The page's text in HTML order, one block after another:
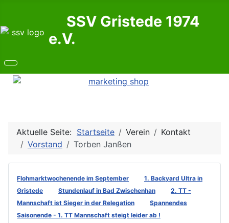
SSV Gristede 1974
e.V.
Aktuelle Seite: Startseite Verein
Kontakt
Vorstand
Torben Janßen
Flohmarktwochenende im September
1. Backyard Ultra in
Gristede
Stundenlauf in Bad Zwischenhan
2. TT -
Mannschaft ist Sieger in der Relegation
Spannendes
Saisonende - 1. TT Mannschaft steigt leider ab !